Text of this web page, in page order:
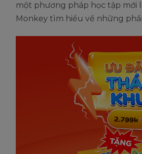
một phương pháp học tập mới
Monkey tìm hiểu về những